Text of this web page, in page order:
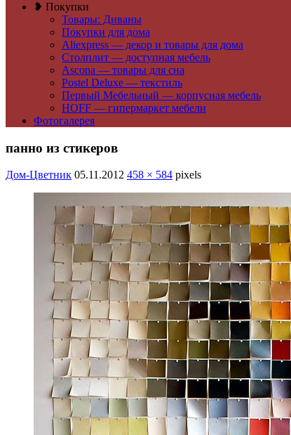
❥ Покупки
Товары: Диваны
Покупки для дома
Aliexpress — декор и товары для дома
Столплит — доступная мебель
Ascona — товары для сна
Postel Deluxe — текстиль
Первый Мебельный — корпусная мебель
HOFF — гипермаркет мебели
Фотогалерея
панно из стикеров
Дом-Цветник 05.11.2012 458 × 584 pixels